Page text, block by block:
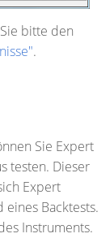
bitte den
.
Sie Expert
testen. Dieser
Expert
Backtests.
Instruments.